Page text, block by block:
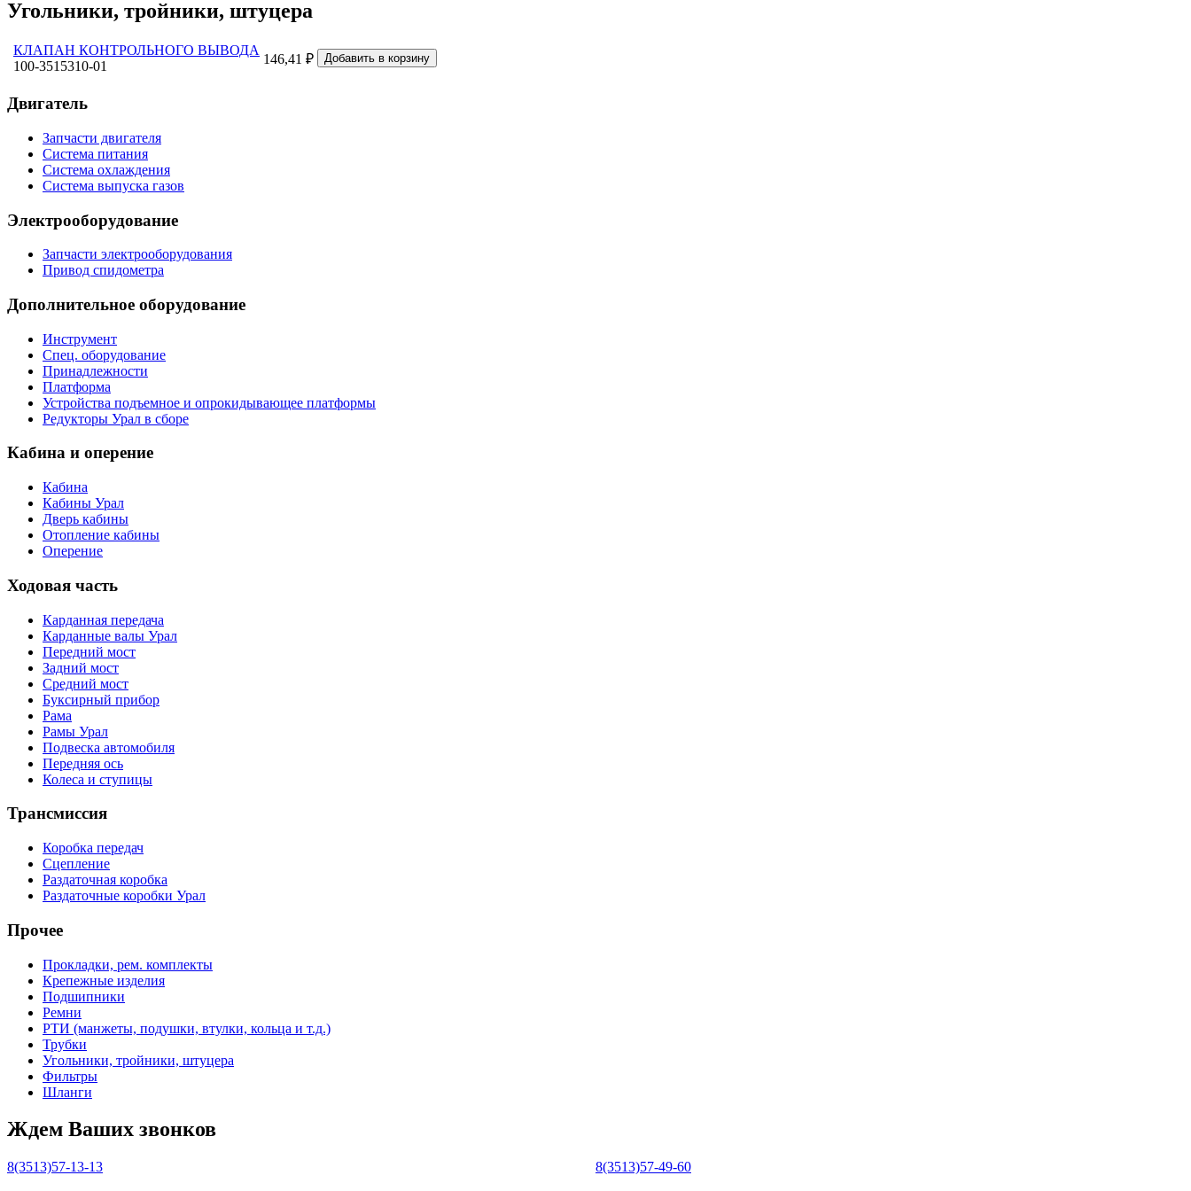
Угольники, тройники, штуцера
КЛАПАН КОНТРОЛЬНОГО ВЫВОДА
100-3515310-01
146,41 ₽
Двигатель
Запчасти двигателя
Система питания
Система охлаждения
Система выпуска газов
Электрооборудование
Запчасти электрооборудования
Привод спидометра
Дополнительное оборудование
Инструмент
Спец. оборудование
Принадлежности
Платформа
Устройства подъемное и опрокидывающее платформы
Редукторы Урал в сборе
Кабина и оперение
Кабина
Кабины Урал
Дверь кабины
Отопление кабины
Оперение
Ходовая часть
Карданная передача
Карданные валы Урал
Передний мост
Задний мост
Средний мост
Буксирный прибор
Рама
Рамы Урал
Подвеска автомобиля
Передняя ось
Колеса и ступицы
Трансмиссия
Коробка передач
Сцепление
Раздаточная коробка
Раздаточные коробки Урал
Прочее
Прокладки, рем. комплекты
Крепежные изделия
Подшипники
Ремни
РТИ (манжеты, подушки, втулки, кольца и т.д.)
Трубки
Угольники, тройники, штуцера
Фильтры
Шланги
Ждем Ваших звонков
8(3513)57-13-13
8(3513)57-49-60